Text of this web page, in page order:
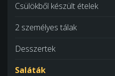
Csülökből készült ételek
2 személyes tálak
Desszertek
Saláták